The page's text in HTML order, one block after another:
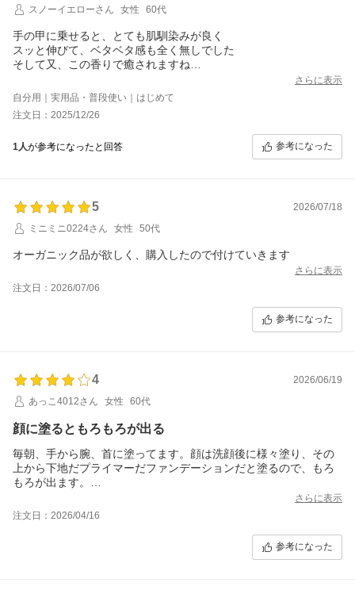
スノーイエローさん
女性 60代
手の甲に乗せると、とても肌馴染みが良く
スッと伸びて、ベタベタ感も全く無しでした
そして又、この香りで癒されますね
さらに表示
自分用｜実用品・普段使い｜はじめて
注文日：2025/12/26
1人が参考になったと回答 参考になった
5
2026/07/18
ミニミニ0224さん
女性 50代
オーガニック品が欲しく、購入したので付けていきます
さらに表示
注文日：2026/07/06
参考になった
4
2026/06/19
あっこ4012さん
女性 60代
顔に塗るともろもろが出る
毎朝、手から腕、首に塗ってます。顔は洗顔後に様々塗り、その
上から下地だプライマーだファンデーションだと塗るので、もろ
もろが出ます。
商品は優しい仄かな香りで、良く伸びて低刺激で問題なし。リピ
します。
さらに表示
注文日：2026/04/16
参考になった